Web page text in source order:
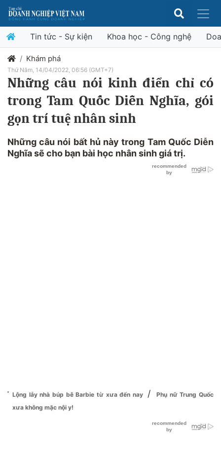
Tin tức - Sự kiện Khoa học - Công nghệ
Khám phá
Thứ Năm, 14/04/2022, 06:56 (GMT+7)
Những câu nói kinh điển chỉ có
trong Tam Quốc Diễn Nghĩa, gói
gọn trí tuệ nhân sinh
Những câu nói bất hủ này trong Tam Quốc Diễn
Nghĩa sẽ cho bạn bài học nhân sinh giá trị.
Lộng lẫy nhà búp bê Barbie từ xưa đến nay /
Phụ nữ Trung Quốc
xưa không mặc nội y!